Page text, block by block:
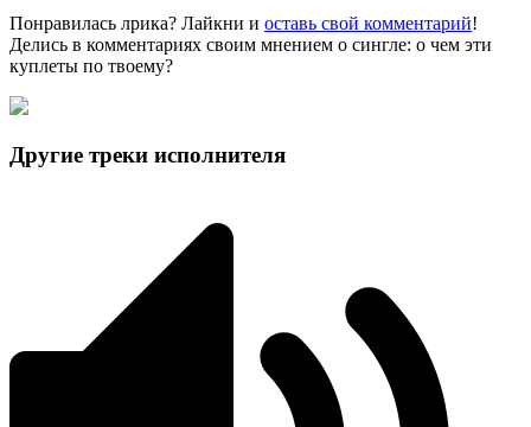
Понравилась лрика? Лайкни и оставь свой комментарий!
Делись в комментариях своим мнением о сингле: о чем эти
куплеты по твоему?
Другие треки исполнителя